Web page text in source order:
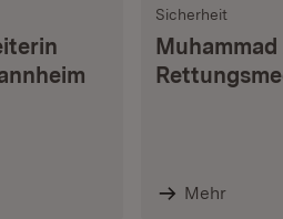
Sicherheit
Mehr